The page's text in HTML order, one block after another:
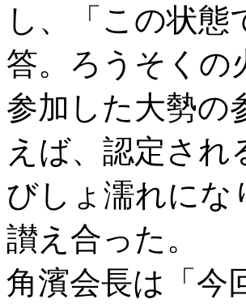
し、「この状
答。ろうそくの
参加した大勢の
えば、認定さ
びしょ濡れにな
讃え合った。
角濱会長は「今